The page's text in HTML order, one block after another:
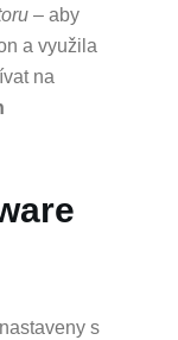
– aby
a využila
na
s